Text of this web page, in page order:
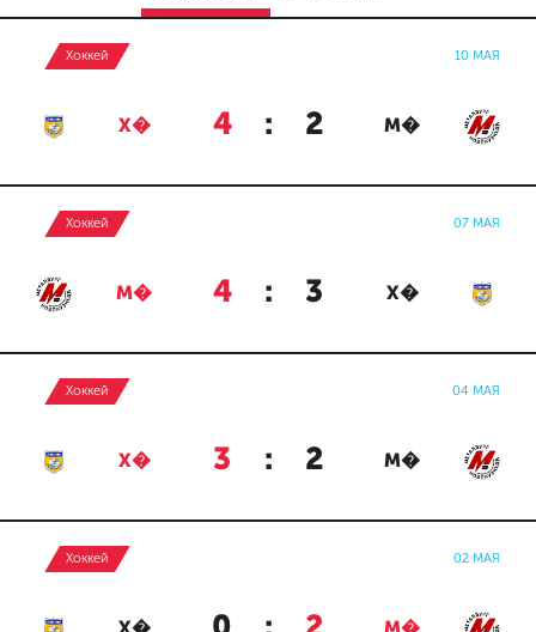
Хоккей 10 МАЯ
Х� 4 : 2 М�
Хоккей 07 МАЯ
М� 4 : 3 Х�
Хоккей 04 МАЯ
Х� 3 : 2 М�
Хоккей 02 МАЯ